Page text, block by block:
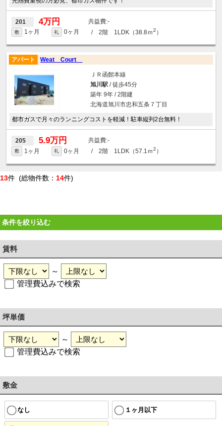
201 4万円 -
敷 1ヶ月 礼 0ヶ月 / 2階 1LDK（38.8ｍ2 ）
アパート Weat Court
ＪＲ函館本線
旭川駅/ 徒歩45分
築年 9年 / 2階建
北海道旭川市忠和五条７丁目
都市ガスで月々のランニングコストを軽減！駐車縦列2台無料！
205 5.9万円 -
敷 1ヶ月 礼 0ヶ月 / 2階 1LDK（57.1ｍ2 ）
13件 (総物件数： 14件)
条件を絞り込む
賃料
～
管理費込みで検索
坪単価
～
管理費込みで検索
敷金
なし １ヶ月以下